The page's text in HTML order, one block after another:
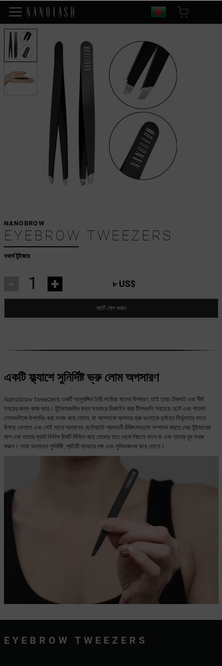
যথার্থ টুইজার
NANOBROW
EYEBROW TWEEZERS
+ ৮ US$
কার্টে যোগ করুন
একটি ফ্ল্যাশে সুনির্দিষ্ট ভ্রু লোম অপসারণ
Nanobrow tweezers একটি আনুষঙ্গিক তৈরি সর্বোচ্চ মানের উপকরণ, তাই তারা টেকসই এবং দীর্ঘ
সময়ের জন্য কাজ করে। টুইজারগুলির যত্ন সহকারে ডিজাইন করা টিপসগুলি সবচেয়ে ছোট এবং পাতলা
লোমগুলিকে উপলব্ধি করা সহজ করে তোলে, যা আপনাকে আপনার ভ্রু গুলোকে দুর্দান্ত নির্ভুলতার সাথে
উপড়ে ফেলতে এবং সেই সাথে অন্যান্য ছোটখাটো প্রসাধনী চিকিৎসাগুলো সম্পাদন করতে দেয়৷ টুইজারের
মাপ এবং তাদের ম্যাট ফিনিস চিমটি নিশ্চিত করে তোমার হাত থেকে পিছলে যাবে না এবং তাদের খুব সহজ
করুন। তারা অত্যন্ত সুনির্দিষ্ট, প্রতিটি ব্যবহার দক্ষ এবং সুবিধাজনক করে তোলে।
EYEBROW TWEEZERS